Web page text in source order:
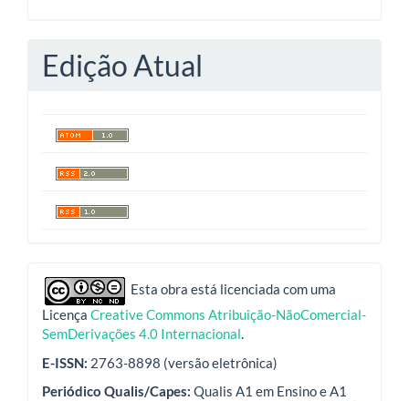
Edição Atual
indexadoresEsta obra está licenciada com uma
Licença Creative Commons Atribuição-NãoComercial-
SemDerivações 4.0 Internacional.
E-ISSN: 2763-8898 (versão eletrônica)
Periódico Qualis/Capes: Qualis A1 em Ensino e A1